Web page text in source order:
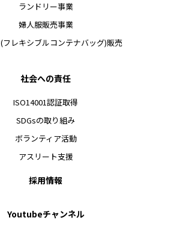
ランドリー事業
婦人服販売事業
フレキシブルコンテナバッグ)販売
社会への責任
ISO14001認証取得
SDGsの取り組み
ボランティア活動
アスリート支援
採用情報
Youtubeチャンネル